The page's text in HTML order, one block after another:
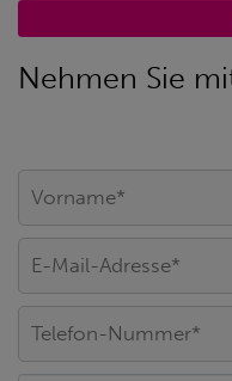
Nehmen Sie